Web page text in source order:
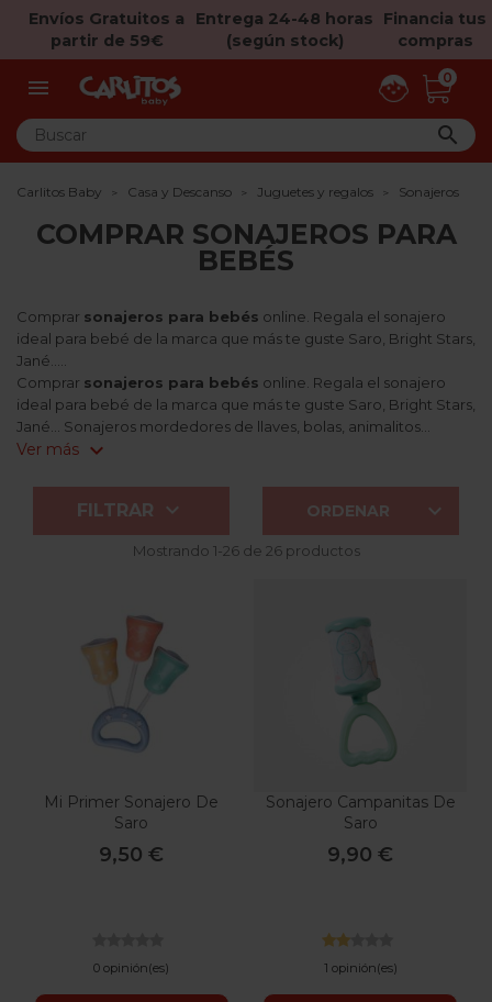
Envíos Gratuitos a
partir de 59€
Entrega 24-48 horas
(según stock)
Financia tus
compras
 0

Carlitos Baby Casa y Descanso Juguetes y regalos Sonajeros
COMPRAR SONAJEROS PARA
BEBÉS
Comprar sonajeros para bebés online. Regala el sonajero
ideal para bebé de la marca que más te guste Saro, Bright Stars,
Jané.....
Comprar sonajeros para bebés online. Regala el sonajero
ideal para bebé de la marca que más te guste Saro, Bright Stars,
Jané... Sonajeros mordedores de llaves, bolas, animalitos...
Ver más expand_more
ORDENAR 
FILTRAR 
Mostrando 1-26 de 26 productos
Mi Primer Sonajero De
Saro
9,50 €
0 opinión(es)
Sonajero Campanitas De
Saro
9,90 €
1 opinión(es)